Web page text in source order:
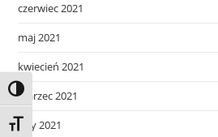
Toggle High Contrast
Toggle Font size
czerwiec 2021
maj 2021
kwiecień 2021
marzec 2021
luty 2021